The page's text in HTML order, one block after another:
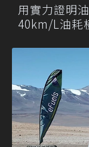
用實力證明
40km/L油耗